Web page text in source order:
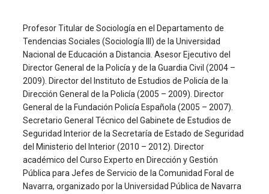
Profesor Titular de Sociología en el Departamento de
Tendencias Sociales (Sociología III) de la Universidad
Nacional de Educación a Distancia. Asesor Ejecutivo del
Director General de la Policía y de la Guardia Civil (2004 –
2009). Director del Instituto de Estudios de Policía de la
Dirección General de la Policía (2005 – 2009). Director
General de la Fundación Policía Española (2005 – 2007).
Secretario General Técnico del Gabinete de Estudios de
Seguridad Interior de la Secretaría de Estado de Seguridad
del Ministerio del Interior (2010 – 2012). Director
académico del Curso Experto en Dirección y Gestión
Pública para Jefes de Servicio de la Comunidad Foral de
Navarra, organizado por la Universidad Pública de Navarra